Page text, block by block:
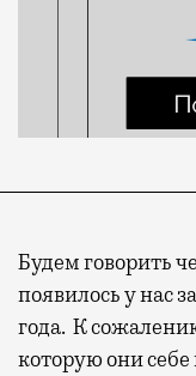
Будем говорить
появилось у нас
года. К
которую они